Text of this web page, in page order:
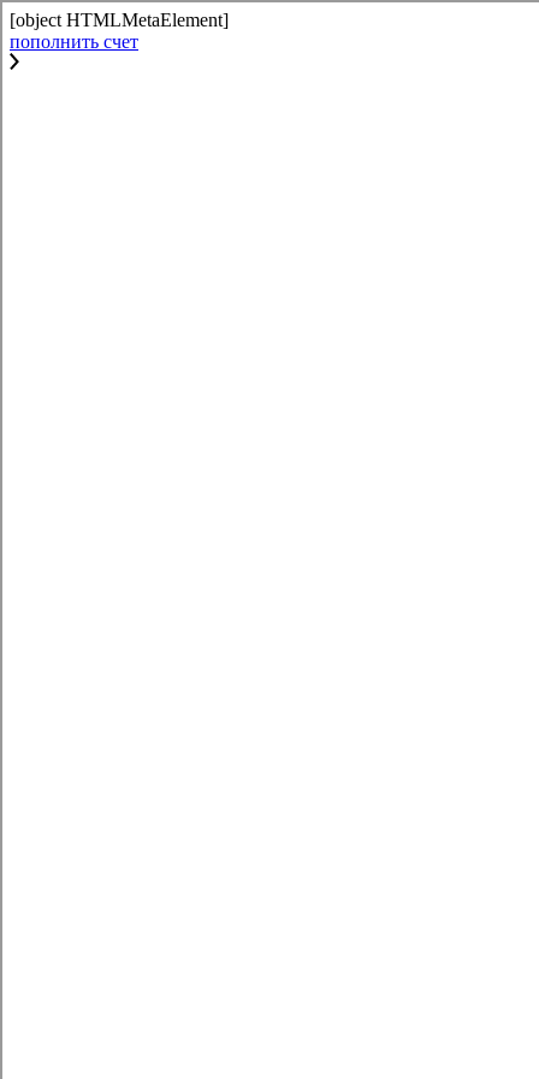
[object HTMLMetaElement]
пополнить счет